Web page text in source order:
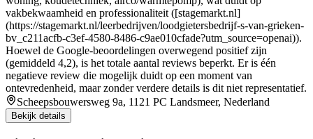
vakbekwaamheid en professionaliteit ([stagemarkt.nl]
(https://stagemarkt.nl/leerbedrijven/loodgietersbedrijf-s-van-grieken-
bv_c211acfb-c3ef-4580-8486-c9ae010cfade?utm_source=openai)).
Hoewel de Google‑beoordelingen overwegend positief zijn
(gemiddeld 4,2), is het totale aantal reviews beperkt. Er is één
negatieve review die mogelijk duidt op een moment van
ontevredenheid, maar zonder verdere details is dit niet representatief.
Scheepsbouwersweg 9a, 1121 PC Landsmeer, Nederland
Bekijk details